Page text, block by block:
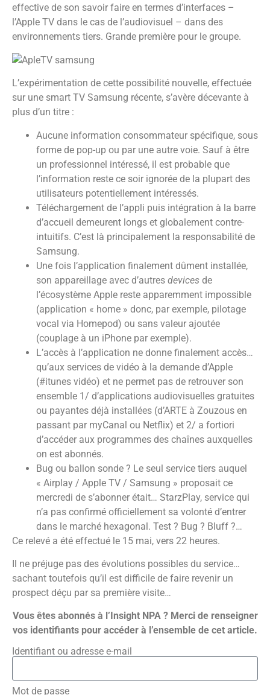
effective de son savoir faire en termes d’interfaces –
l’Apple TV dans le cas de l’audiovisuel – dans des
environnements tiers. Grande première pour le groupe.
L’expérimentation de cette possibilité nouvelle, effectuée
sur une smart TV Samsung récente, s’avère décevante à
plus d’un titre :
Aucune information consommateur spécifique, sous
forme de pop-up ou par une autre voie. Sauf à être
un professionnel intéressé, il est probable que
l’information reste ce soir ignorée de la plupart des
utilisateurs potentiellement intéressés.
Téléchargement de l’appli puis intégration à la barre
d’accueil demeurent longs et globalement contre-
intuitifs. C’est là principalement la responsabilité de
Samsung.
Une fois l’application finalement dûment installée,
son appareillage avec d’autres devices de
l’écosystème Apple reste apparemment impossible
(application « home » donc, par exemple, pilotage
vocal via Homepod) ou sans valeur ajoutée
(couplage à un iPhone par exemple).
L’accès à l’application ne donne finalement accès…
qu’aux services de vidéo à la demande d’Apple
(#itunes vidéo) et ne permet pas de retrouver son
ensemble 1/ d’applications audiovisuelles gratuites
ou payantes déjà installées (d’ARTE à Zouzous en
passant par myCanal ou Netflix) et 2/ a fortiori
d’accéder aux programmes des chaînes auxquelles
on est abonnés.
Bug ou ballon sonde ? Le seul service tiers auquel
« Airplay / Apple TV / Samsung » proposait ce
mercredi de s’abonner était… StarzPlay, service qui
n’a pas confirmé officiellement sa volonté d’entrer
dans le marché hexagonal. Test ? Bug ? Bluff ?…
Ce relevé a été effectué le 15 mai, vers 22 heures.
Il ne préjuge pas des évolutions possibles du service…
sachant toutefois qu’il est difficile de faire revenir un
prospect déçu par sa première visite…
Vous êtes abonnés à l’Insight NPA ? Merci de renseigner
vos identifiants pour accéder à l’ensemble de cet article.
Identifiant ou adresse e-mail
Mot de passe